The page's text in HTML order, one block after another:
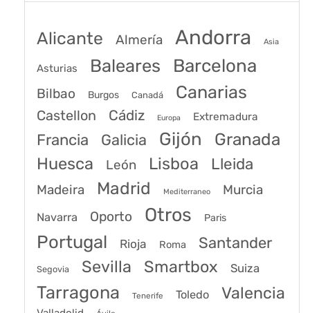
Alicante Almería Andorra Asia
Asturias Baleares Barcelona
Bilbao Burgos Canadá Canarias
Castellon Cádiz Europa Extremadura
Francia Galicia Gijón Granada
Huesca León Lisboa Lleida
Madeira Madrid Mediterraneo Murcia
Navarra Oporto Otros Paris
Portugal Rioja Roma Santander
Segovia Sevilla Smartbox Suiza
Tarragona Tenerife Toledo Valencia